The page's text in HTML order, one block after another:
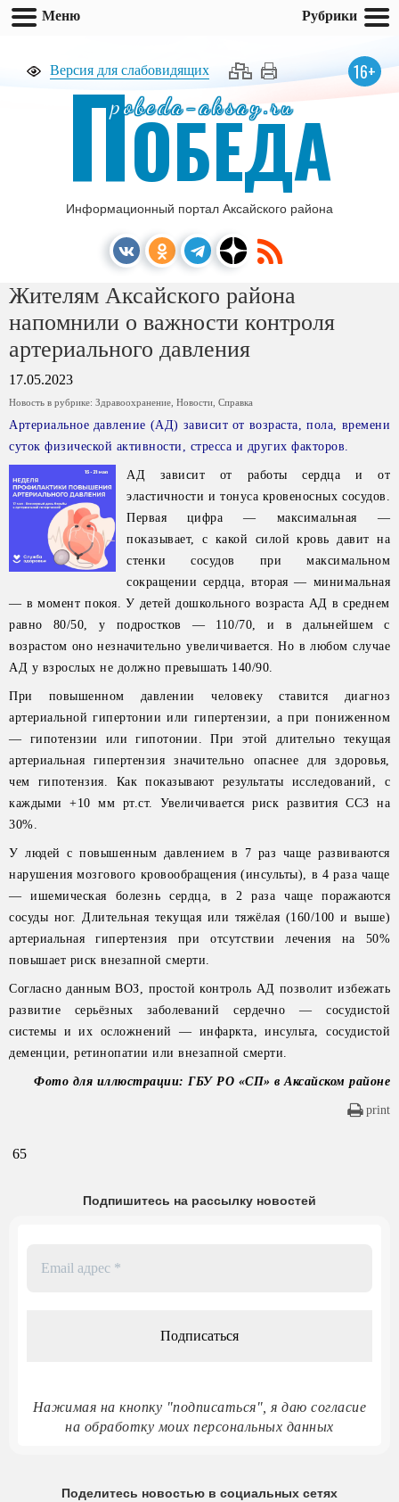
Версия для слабовидящих 16+
pobeda-aksay.ru
ПОБЕДА
Информационный портал Аксайского района
Жителям Аксайского района
напомнили о важности контроля
артериального давления
17.05.2023
Новость в рубрике: Здравоохранение Новости Справка
Артериальное давление (АД) зависит от возраста, пола, времени
суток физической активности, стресса и других факторов.
АД зависит от работы сердца и от
эластичности и тонуса кровеносных сосудов.
Первая цифра — максимальная —
показывает, с какой силой кровь давит на
стенки сосудов при максимальном
сокращении сердца, вторая — минимальная
— в момент покоя. У детей дошкольного возраста АД в среднем
равно 80/50, у подростков — 110/70, и в дальнейшем с
возрастом оно незначительно увеличивается. Но в любом случае
АД у взрослых не должно превышать 140/90.
При повышенном давлении человеку ставится диагноз
артериальной гипертонии или гипертензии, а при пониженном
— гипотензии или гипотонии. При этой длительно текущая
артериальная гипертензия значительно опаснее для здоровья,
чем гипотензия. Как показывают результаты исследований, с
каждыми +10 мм рт.ст. Увеличивается риск развития ССЗ на
30%.
У людей с повышенным давлением в 7 раз чаще развиваются
нарушения мозгового кровообращения (инсульты), в 4 раза чаще
— ишемическая болезнь сердца, в 2 раза чаще поражаются
сосуды ног. Длительная текущая или тяжёлая (160/100 и выше)
артериальная гипертензия при отсутствии лечения на 50%
повышает риск внезапной смерти.
Согласно данным ВОЗ, простой контроль АД позволит избежать
развитие серьёзных заболеваний сердечно — сосудистой
системы и их осложнений — инфаркта, инсульта, сосудистой
деменции, ретинопатии или внезапной смерти.
Фото для иллюстрации: ГБУ РО «СП» в Аксайском районе
print
65
Подпишитесь на рассылку новостей
Нажимая на кнопку "подписаться", я даю согласие
на обработку моих персональных данных
Поделитесь новостью в социальных сетях
Меню Рубрики